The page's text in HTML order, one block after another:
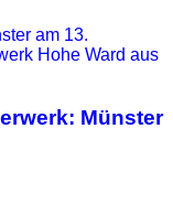
Münster